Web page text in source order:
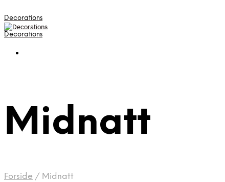
Decorations
Decorations
Midnatt
Forside / Midnatt